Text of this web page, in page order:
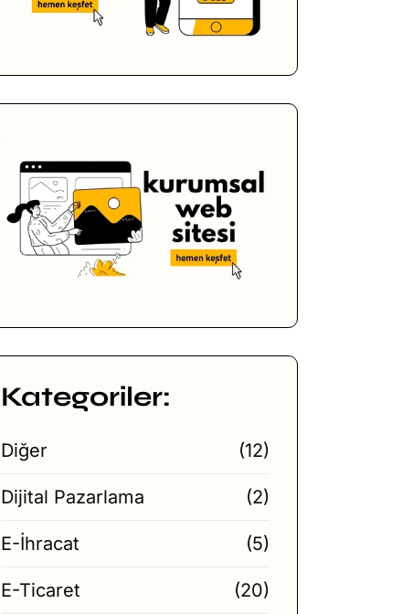
Kategoriler:
Diğer (12)
Dijital Pazarlama (2)
E-İhracat (5)
E-Ticaret (20)